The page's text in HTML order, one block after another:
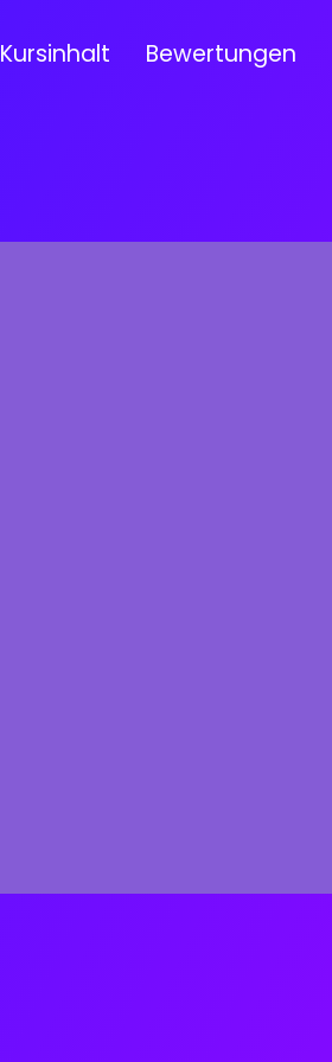
Kursinhalt Bewertungen